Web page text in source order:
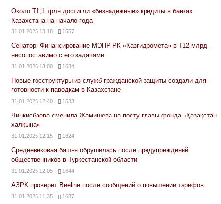
Около Т1,1 трлн достигли «безнадежные» кредиты в банках
Казахстана на начало года
31.01.2025 13:18 1557
Сенатор: Финансирование МЭПР РК «Казгидромета» в Т12 млрд –
несопоставимо с его задачами
31.01.2025 13:00 1634
Новые госструктуры из служб гражданской защиты создали для
готовности к паводкам в Казахстане
31.01.2025 12:40 1533
Чинкисбаева сменила Жамишева на посту главы фонда «Қазақстан
халқына»
31.01.2025 12:15 1624
Средневековая башня обрушилась после предупреждений
общественников в Туркестанской области
31.01.2025 12:05 1644
АЗРК проверит Beeline после сообщений о повышении тарифов
31.01.2025 11:35 1687